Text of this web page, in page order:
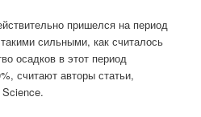
пришелся на период
сильными, как считалось
осадков в этот период
считают авторы статьи,